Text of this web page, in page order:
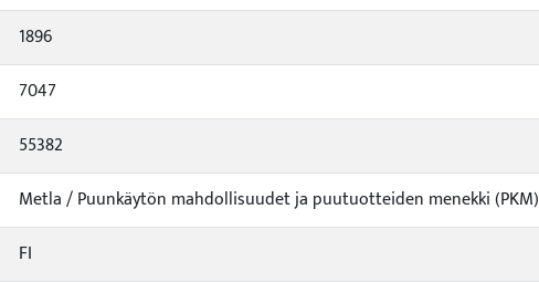
1896
7047
55382
Metla / Puunkäytön mahdollisuudet ja puutuotteiden menekki (PKM)
FI